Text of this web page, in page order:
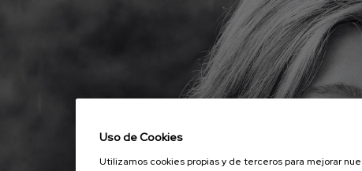
Uso de Cookies
Utilizamos cookies propias y de terceros para mejorar